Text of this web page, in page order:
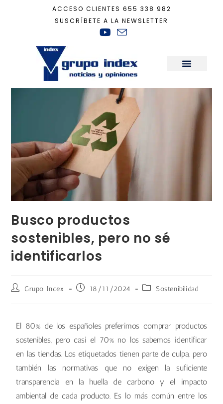
ACCESO CLIENTES 655 338 982
SUSCRÍBETE A LA NEWSLETTER
Sostenibilidad
Busco productos
sostenibles, pero no sé
identificarlos
Grupo Index 18/11/2024 Sostenibilidad
El 80% de los españoles preferimos comprar productos
sostenibles, pero casi el 70% no los sabemos identificar
en las tiendas. Los etiquetados tienen parte de culpa, pero
también las normativas que no exigen la suficiente
transparencia en la huella de carbono y el impacto
ambiental de cada producto. Es lo más común entre los